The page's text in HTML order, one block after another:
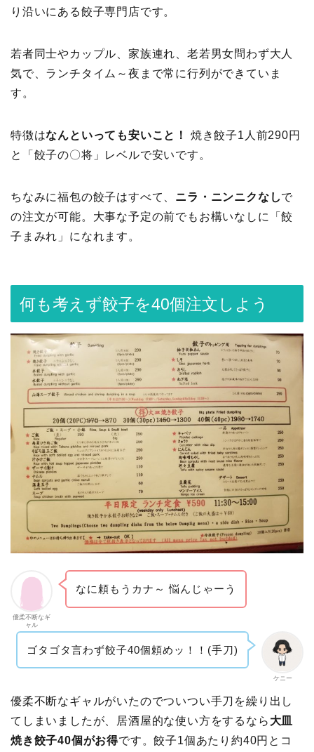
り沿いにある餃子専門店です。
若者同士やカップル、家族連れ、老若男女問わず大人
気で、ランチタイム～夜まで常に行列ができていま
す。
特徴はなんといっても安いこと！
焼き餃子1人前290円
と「餃子の〇将」レベルで安いです。
ちなみに福包の餃子はすべて、 ニラ・ニンニクなしで
の注文が可能。大事な予定の前でもお構いなしに「餃
子まみれ」になれます。
何も考えず餃子を40個注文しよう
優柔不断なギ
ャル
なに頼もうカナ～ 悩んじゃーう
ケニー
ゴタゴタ言わず餃子40個頼めッ！！(手刀)
優柔不断なギャルがいたのでついつい手刀を繰り出し
てしまいましたが、居酒屋的な使い方をするなら 大皿
焼き餃子40個がお得です。餃子1個あたり約40円とコ